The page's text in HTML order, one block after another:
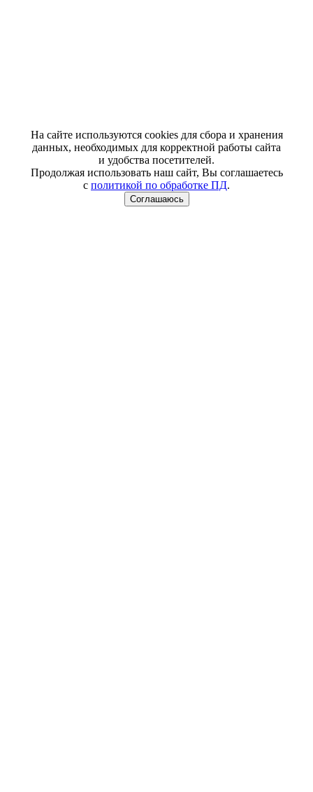
На сайте используются cookies для сбора и хранения
данных, необходимых для корректной работы сайта
и удобства посетителей.
Продолжая использовать наш сайт, Вы соглашаетесь
с политикой по обработке ПД.
Соглашаюсь